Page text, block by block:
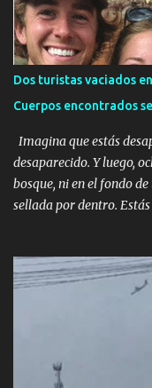
s
Dos turistas vaciados
Cuerpos encontrados
Imagina que estás
desaparecido. Y luego,
bosque, ni en el fondo
sellada por dentro.
una historia de
Sarah y Andrew. Es la
desierto se convirtió en
resultó ser más
una pareja normal de